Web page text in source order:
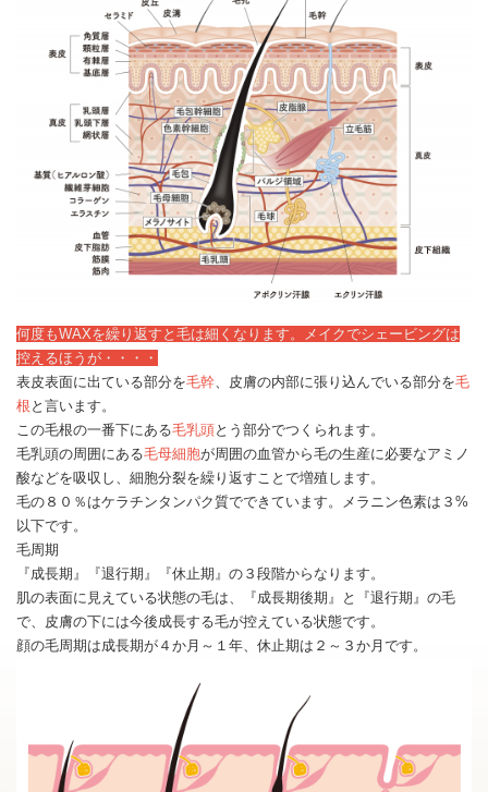
何度もWAXを繰り返すと毛は細くなります。メイクでシェービングは
控えるほうが・・・・
表皮表面に出ている部分を毛幹、皮膚の内部に張り込んでいる部分を毛
根 と言います。
この毛根の一番下にある毛乳頭とう部分でつくられます。
毛乳頭の周囲にある毛母細胞が周囲の血管から毛の生産に必要なアミノ
酸などを吸収し、細胞分裂を繰り返すことで増殖します。
毛の８０％はケラチンタンパク質でできています。メラニン色素は３%
以下です。
毛周期
『成長期』『退行期』『休止期』の３段階からなります。
肌の表面に見えている状態の毛は、『成長期後期』と『退行期』の毛
で、皮膚の下には今後成長する毛が控えている状態です。
顔の毛周期は成長期が４か月～１年、休止期は２～３か月です。